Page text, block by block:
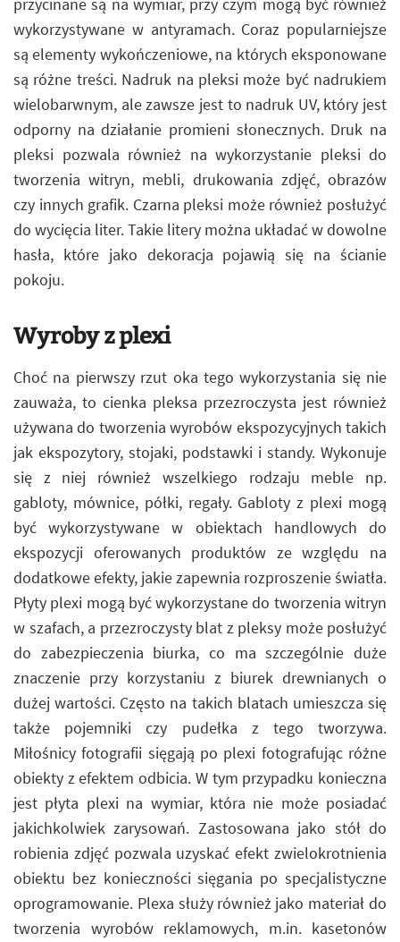
wykorzystywane w antyramach. Coraz popularniejsze
są elementy wykończeniowe, na których eksponowane
są różne treści. Nadruk na pleksi może być nadrukiem
wielobarwnym, ale zawsze jest to nadruk UV, który jest
odporny na działanie promieni słonecznych. Druk na
pleksi pozwala również na wykorzystanie pleksi do
tworzenia witryn, mebli, drukowania zdjęć, obrazów
czy innych grafik. Czarna pleksi może również posłużyć
do wycięcia liter. Takie litery można układać w dowolne
hasła, które jako dekoracja pojawią się na ścianie
pokoju.
Wyroby z plexi
Choć na pierwszy rzut oka tego wykorzystania się nie
zauważa, to cienka pleksa przezroczysta jest również
używana do tworzenia wyrobów ekspozycyjnych takich
jak ekspozytory, stojaki, podstawki i standy. Wykonuje
się z niej również wszelkiego rodzaju meble np.
gabloty, mównice, półki, regały. Gabloty z plexi mogą
być wykorzystywane w obiektach handlowych do
ekspozycji oferowanych produktów ze względu na
dodatkowe efekty, jakie zapewnia rozproszenie światła.
Płyty plexi mogą być wykorzystane do tworzenia witryn
w szafach, a przezroczysty blat z pleksy może posłużyć
do zabezpieczenia biurka, co ma szczególnie duże
znaczenie przy korzystaniu z biurek drewnianych o
dużej wartości. Często na takich blatach umieszcza się
także pojemniki czy pudełka z tego tworzywa.
Miłośnicy fotografii sięgają po plexi fotografując różne
obiekty z efektem odbicia. W tym przypadku konieczna
jest płyta plexi na wymiar, która nie może posiadać
jakichkolwiek zarysowań. Zastosowana jako stół do
robienia zdjęć pozwala uzyskać efekt zwielokrotnienia
obiektu bez konieczności sięgania po specjalistyczne
oprogramowanie. Plexa służy również jako materiał do
tworzenia wyrobów reklamowych, m.in. kasetonów